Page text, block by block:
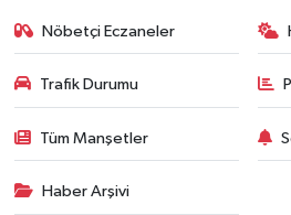
Nöbetçi Eczaneler
Trafik Durumu
Tüm Manşetler
Haber Arşivi